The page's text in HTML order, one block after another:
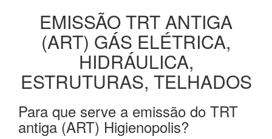
EMISSÃO TRT ANTIGA
(ART) GÁS ELÉTRICA,
HIDRÁULICA,
ESTRUTURAS, TELHADOS
Para que serve a emissão do TRT
antiga (ART) Higienopolis?